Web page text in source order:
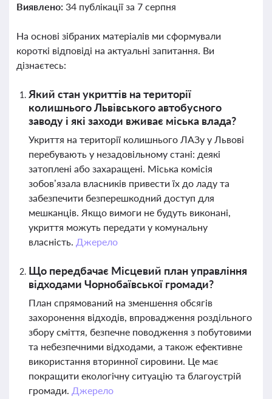
Виявлено: 34 публікації за 7 серпня
На основі зібраних матеріалів ми сформували
короткі відповіді на актуальні запитання. Ви
дізнаєтесь:
Який стан укриттів на території
колишнього Львівського автобусного
заводу і які заходи вживає міська влада?
Укриття на території колишнього ЛАЗу у Львові
перебувають у незадовільному стані: деякі
затоплені або захаращені. Міська комісія
зобов’язала власників привести їх до ладу та
забезпечити безперешкодний доступ для
мешканців. Якщо вимоги не будуть виконані,
укриття можуть передати у комунальну
власність. Джерело
Що передбачає Місцевий план управління
відходами Чорнобаївської громади?
План спрямований на зменшення обсягів
захоронення відходів, впровадження роздільного
збору сміття, безпечне поводження з побутовими
та небезпечними відходами, а також ефективне
використання вторинної сировини. Це має
покращити екологічну ситуацію та благоустрій
громади. Джерело